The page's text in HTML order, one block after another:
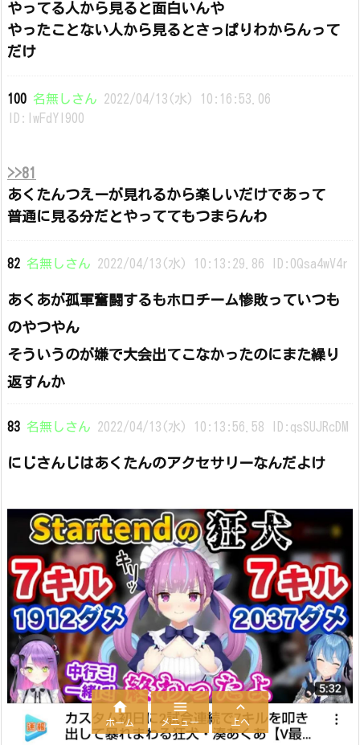
やってる人から見ると面白いんや
やったことない人から見るとさっぱりわからんって
だけ
100 名無しさん 2022/04/13(水) 10:16:53.06
ID:lwFdYI900
>>81
あくたんつえーが見れるから楽しいだけであって
普通に見る分だとやっててもつまらんわ
82 名無しさん 2022/04/13(水) 10:13:29.86 ID:0Qsa4wV4r
あくあが孤軍奮闘するもホロチーム惨敗っていつも
のやつやん
そういうのが嫌で大会出てこなかったのにまた繰り
返すんか
83 名無しさん 2022/04/13(水) 10:13:56.58 ID:qsSUJRcDM
にじさんじはあくたんのアクセサリーなんだよけ

ホーム

メニュー

上へ